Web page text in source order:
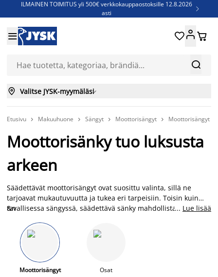
ILMAINEN TOIMITUS yli 500€ verkkokauppaostoksille 12.8.2026
asti

Jenkkisänkyjä - Säästä jopa 60%


 
 Valitse JYSK-myymäläsi
Etusivu  Makuuhuone  Sängyt  Moottorisängyt  Moottorisängyt
Moottorisänky tuo luksusta
arkeen
Säädettävät moottorisängyt ovat suosittu valinta, sillä ne
tarjoavat mukautuvuutta ja tukea eri tarpeisiin. Toisin kuin
tavallisessa sängyssä, säädettävä sänky mahdollistaa pään ja
erityisesti selkää ja parantaa nukkumismukavuutta.
Säädettävä moottorisänky on loistava valinta, koska se
mukautuu tarpeidesi mukaan ajan myötä. Kaukosäätimellä
voit helposti säätää patjan asentoa joko makuulle nukkumaan,
istuessa lukemaan tai jalkaosan nosto on hyödyllinen, jos
&n ... Lue lisää
Moottorisängyt Osat